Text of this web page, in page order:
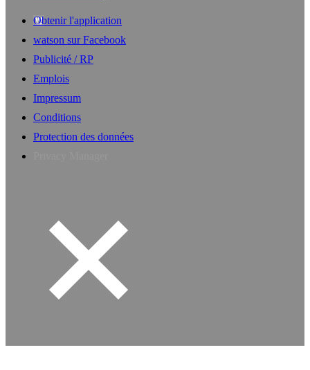
Obtenir l'application
watson sur Facebook
Publicité / RP
Emplois
Impressum
Conditions
Protection des données